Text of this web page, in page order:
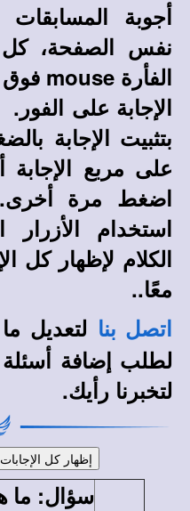
أجوبة المسابقات
نفس الصفحة،
الفأرة mouse فوق
الإجابة على
بتثبيت الإجابة
على مربع
اضغط مرة
استخدام
الكلام لإظهار كل
معًا..
اتصل بنا لتعديل
لطلب إضافة
لتخبرنا رأيك.
سؤال: ما